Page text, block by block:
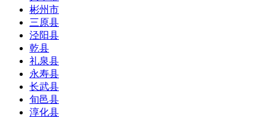
彬州市
三原县
泾阳县
乾县
礼泉县
永寿县
长武县
旬邑县
淳化县